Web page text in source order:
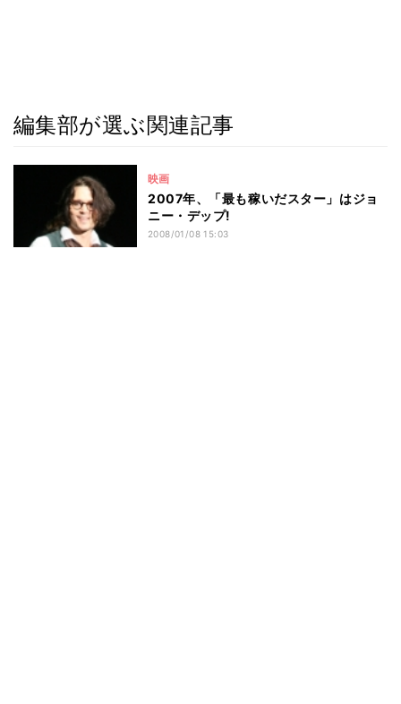
編集部が選ぶ関連記事
映画
2007年、「最も稼いだスター」はジョ
ニー・デップ!
2008/01/08 15:03